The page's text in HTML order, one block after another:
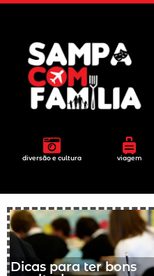
diversão e cultura viagem
Dicas para ter bons